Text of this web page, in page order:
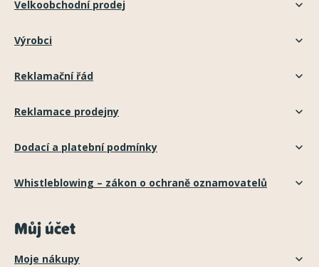
Velkoobchodní prodej
Výrobci
Reklamační řád
Reklamace prodejny
Dodací a platební podmínky
Whistleblowing – zákon o ochraně oznamovatelů
Můj účet
Moje nákupy